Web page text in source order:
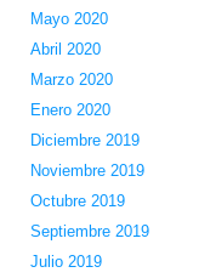
Mayo 2020
Abril 2020
Marzo 2020
Enero 2020
Diciembre 2019
Noviembre 2019
Octubre 2019
Septiembre 2019
Julio 2019